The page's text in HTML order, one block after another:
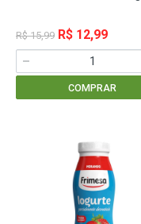
R$ 15,99 R$ 12,99
COMPRAR